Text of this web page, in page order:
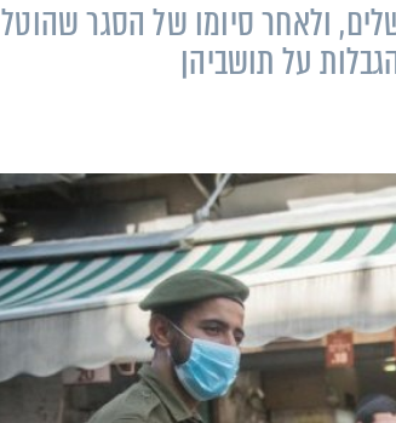
ולאחר סיומו של הסגר שהוטל
על תושביהן